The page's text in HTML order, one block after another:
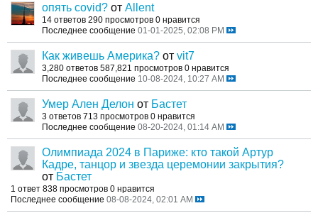
опять covid? от Allent
14 ответов 290 просмотров 0 нравится
Последнее сообщение 01-01-2025, 02:08 PM
Как живешь Америка? от vit7
3,280 ответов 587,821 просмотров 0 нравится
Последнее сообщение 10-08-2024, 10:27 AM
Умер Ален Делон от Бастет
3 ответов 713 просмотров 0 нравится
Последнее сообщение 08-20-2024, 01:14 AM
Олимпиада 2024 в Париже: кто такой Артур
Кадре, танцор и звезда церемонии закрытия?
от Бастет
1 ответ 838 просмотров 0 нравится
Последнее сообщение 08-08-2024, 02:01 AM